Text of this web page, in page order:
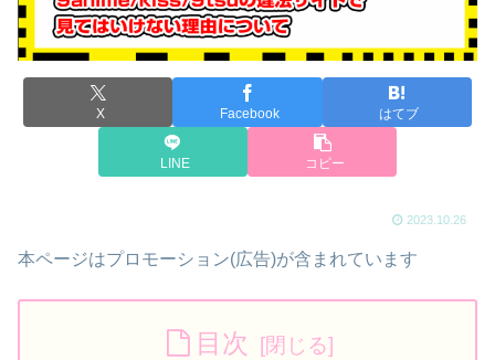
X Facebook はてブ
LINE コピー
2023.10.26
本ページはプロモーション(広告)が含まれています
目次